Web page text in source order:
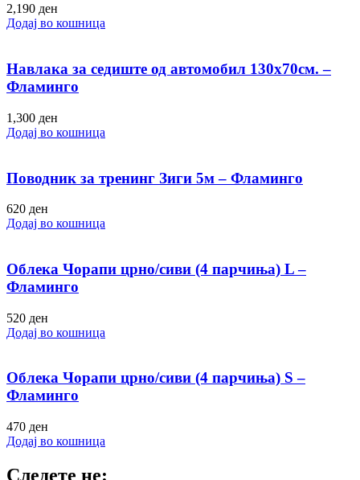
2,190 ден
Додај во кошница
Навлака за седиште од автомобил 130х70см. –
Фламинго
1,300 ден
Додај во кошница
Поводник за тренинг Зиги 5м – Фламинго
620 ден
Додај во кошница
Облека Чорапи црно/сиви (4 парчиња) L –
Фламинго
520 ден
Додај во кошница
Облека Чорапи црно/сиви (4 парчиња) S –
Фламинго
470 ден
Додај во кошница
Следете не: